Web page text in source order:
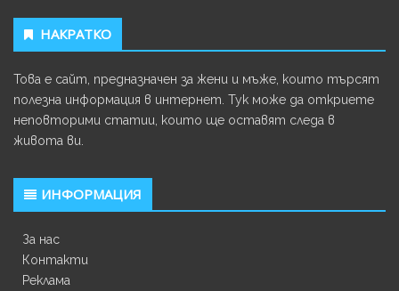
НАКРАТКО
Това е сайт, предназначен за жени и мъже, които търсят
полезна информация в интернет. Тук може да откриете
неповторими статии, които ще оставят следа в
живота ви.
ИНФОРМАЦИЯ
За нас
Контакти
Реклама